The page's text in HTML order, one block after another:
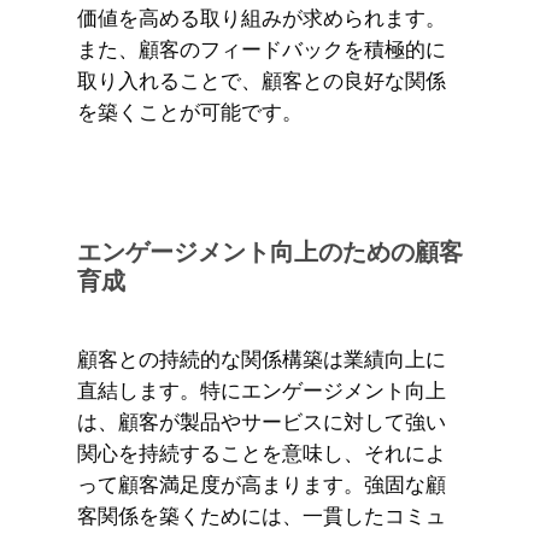
価値を高める取り組みが求められます。
また、顧客のフィードバックを積極的に
取り入れることで、顧客との良好な関係
を築くことが可能です。
エンゲージメント向上のための顧客
育成
顧客との持続的な関係構築は業績向上に
直結します。特にエンゲージメント向上
は、顧客が製品やサービスに対して強い
関心を持続することを意味し、それによ
って顧客満足度が高まります。強固な顧
客関係を築くためには、一貫したコミュ